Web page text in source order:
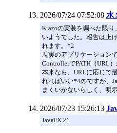
2026/07/24 07:52:08 水
Krazoの実装を調べた限
いようでした。報告は上
れます。*2
現実のアプリケーション
ControllerでPATH（URL
本来なら、URLに応じて
れればいい*4のですが、
まくいかないらしく、明
2026/07/23 15:26:13
JavaFX 21